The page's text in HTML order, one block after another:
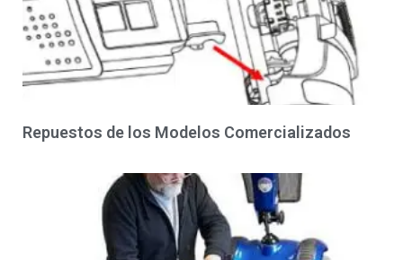
Repuestos de los Modelos Comercializados